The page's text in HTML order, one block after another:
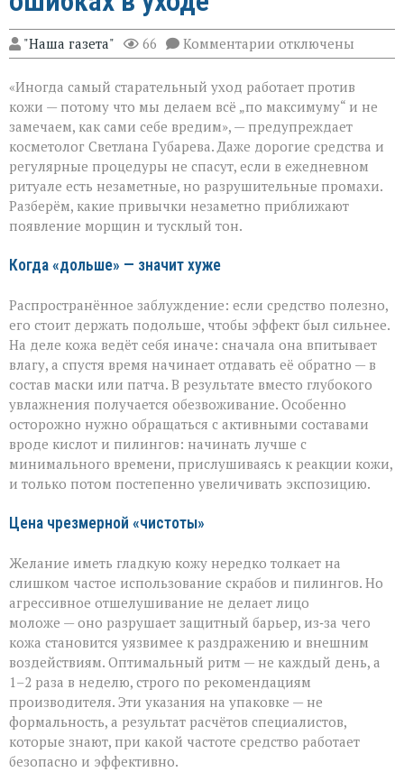
"Наша газета" 66 Комментарии к
записи
думаете,
что
ухаживаете,
а
на
деле
ускоряете
старение»:
косметолог
отключены
«Иногда самый старательный уход работает против
кожи — потому что мы делаем всё „по максимуму“ и не
замечаем, как сами себе вредим», — предупреждает
косметолог Светлана Губарева. Даже дорогие средства и
регулярные процедуры не спасут, если в ежедневном
ритуале есть незаметные, но разрушительные промахи.
Разберём, какие привычки незаметно приближают
появление морщин и тусклый тон.
Когда «дольше» — значит хуже
Распространённое заблуждение: если средство полезно,
его стоит держать подольше, чтобы эффект был сильнее.
На деле кожа ведёт себя иначе: сначала она впитывает
влагу, а спустя время начинает отдавать её обратно — в
состав маски или патча. В результате вместо глубокого
увлажнения получается обезвоживание. Особенно
осторожно нужно обращаться с активными составами
вроде кислот и пилингов: начинать лучше с
минимального времени, прислушиваясь к реакции кожи,
и только потом постепенно увеличивать экспозицию.
Цена чрезмерной «чистоты»
Желание иметь гладкую кожу нередко толкает на
слишком частое использование скрабов и пилингов. Но
агрессивное отшелушивание не делает лицо
моложе — оно разрушает защитный барьер, из‑за чего
кожа становится уязвимее к раздражению и внешним
воздействиям. Оптимальный ритм — не каждый день, а
1–2 раза в неделю, строго по рекомендациям
производителя. Эти указания на упаковке — не
формальность, а результат расчётов специалистов,
которые знают, при какой частоте средство работает
безопасно и эффективно.